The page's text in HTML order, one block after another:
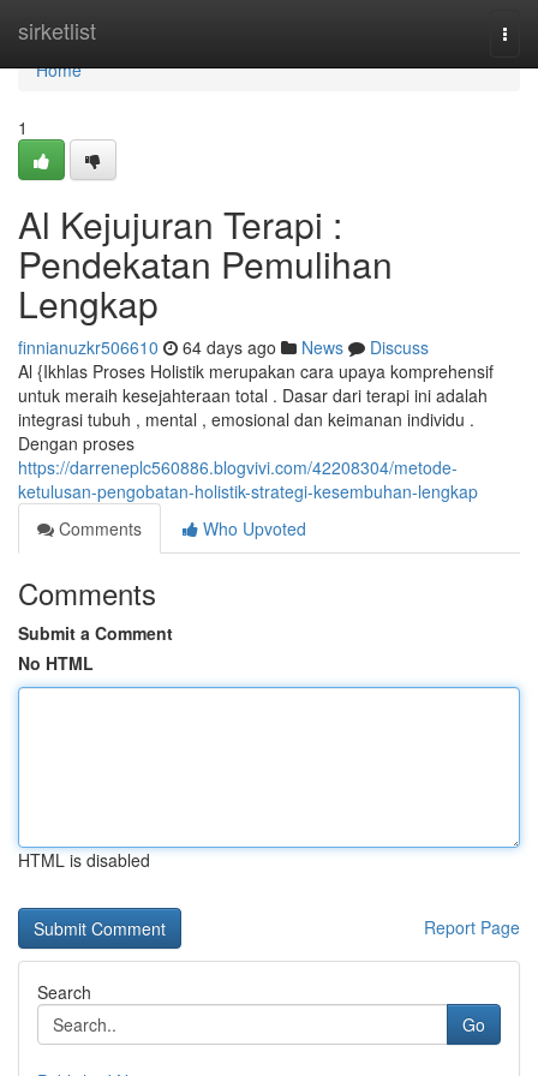
sirketlist
Home
Home
1
Al Kejujuran Terapi :
Pendekatan Pemulihan
Lengkap
finnianuzkr506610 64 days ago News
Discuss
Al {Ikhlas Proses Holistik merupakan cara upaya komprehensif
untuk meraih kesejahteraan total . Dasar dari terapi ini adalah
integrasi tubuh , mental , emosional dan keimanan individu .
Dengan proses
https://darreneplc560886.blogvivi.com/42208304/metode-
ketulusan-pengobatan-holistik-strategi-kesembuhan-lengkap
Comments
Who Upvoted
Comments
Submit a Comment
No HTML
HTML is disabled
Report Page
Search
Go